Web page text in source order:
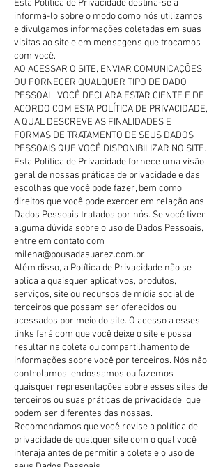
Esta Política de Privacidade destina-se a
informá-lo sobre o modo como nós utilizamos
e divulgamos informações coletadas em suas
visitas ao site e em mensagens que trocamos
com você.
AO ACESSAR O SITE, ENVIAR COMUNICAÇÕES
OU FORNECER QUALQUER TIPO DE DADO
PESSOAL, VOCÊ DECLARA ESTAR CIENTE E DE
ACORDO COM ESTA POLÍTICA DE PRIVACIDADE,
A QUAL DESCREVE AS FINALIDADES E
FORMAS DE TRATAMENTO DE SEUS DADOS
PESSOAIS QUE VOCÊ DISPONIBILIZAR NO SITE.
Esta Política de Privacidade fornece uma visão
geral de nossas práticas de privacidade e das
escolhas que você pode fazer, bem como
direitos que você pode exercer em relação aos
Dados Pessoais tratados por nós. Se você tiver
alguma dúvida sobre o uso de Dados Pessoais,
entre em contato com
milena@pousadasuarez.com.br.
Além disso, a Política de Privacidade não se
aplica a quaisquer aplicativos, produtos,
serviços, site ou recursos de mídia social de
terceiros que possam ser oferecidos ou
acessados por meio do site. O acesso a esses
links fará com que você deixe o site e possa
resultar na coleta ou compartilhamento de
informações sobre você por terceiros. Nós não
controlamos, endossamos ou fazemos
quaisquer representações sobre esses sites de
terceiros ou suas práticas de privacidade, que
podem ser diferentes das nossas.
Recomendamos que você revise a política de
privacidade de qualquer site com o qual você
interaja antes de permitir a coleta e o uso de